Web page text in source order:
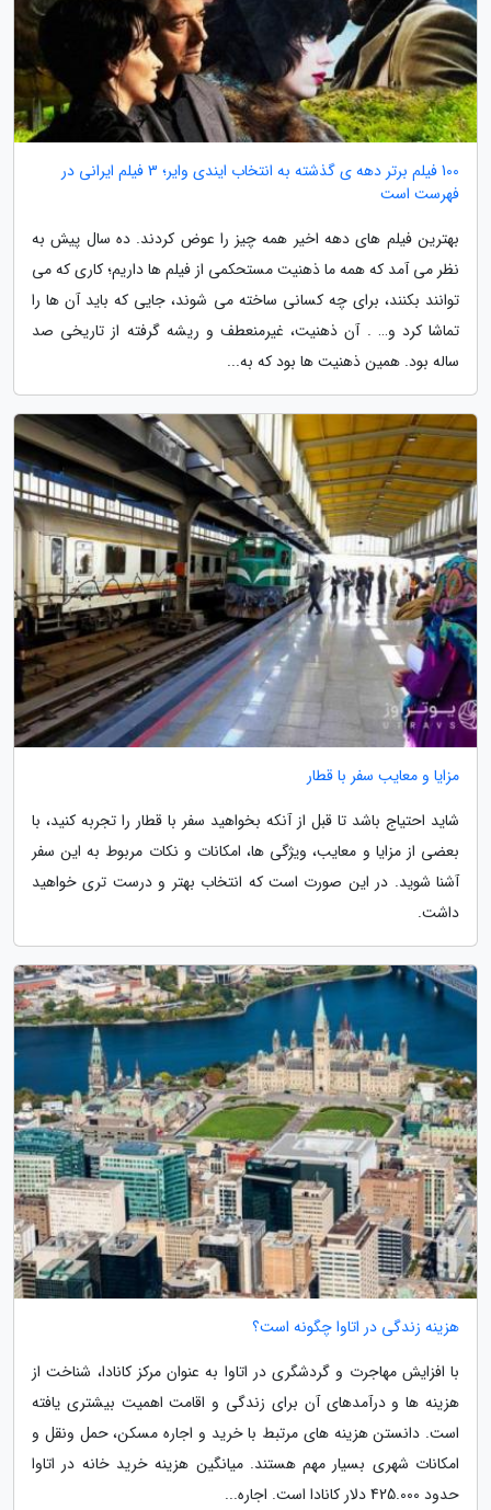
100 فیلم برتر دهه ی گذشته به انتخاب ایندی وایر؛ 3 فیلم ایرانی در
فهرست است
بهترین فیلم های دهه اخیر همه چیز را عوض کردند. ده سال پیش به
نظر می آمد که همه ما ذهنیت مستحکمی از فیلم ها داریم؛ کاری که می
توانند بکنند، برای چه کسانی ساخته می شوند، جایی که باید آن ها را
تماشا کرد و… . آن ذهنیت، غیرمنعطف و ریشه گرفته از تاریخی صد
ساله بود. همین ذهنیت ها بود که به...
مزایا و معایب سفر با قطار
شاید احتیاج باشد تا قبل از آنکه بخواهید سفر با قطار را تجربه کنید، با
بعضی از مزایا و معایب، ویژگی ها، امکانات و نکات مربوط به این سفر
آشنا شوید. در این صورت است که انتخاب بهتر و درست تری خواهید
داشت.
هزینه زندگی در اتاوا چگونه است؟
با افزایش مهاجرت و گردشگری در اتاوا به عنوان مرکز کانادا، شناخت از
هزینه ها و درآمدهای آن برای زندگی و اقامت اهمیت بیشتری یافته
است. دانستن هزینه های مرتبط با خرید و اجاره مسکن، حمل ونقل و
امکانات شهری بسیار مهم هستند. میانگین هزینه خرید خانه در اتاوا
حدود 425.000 دلار کانادا است. اجاره...